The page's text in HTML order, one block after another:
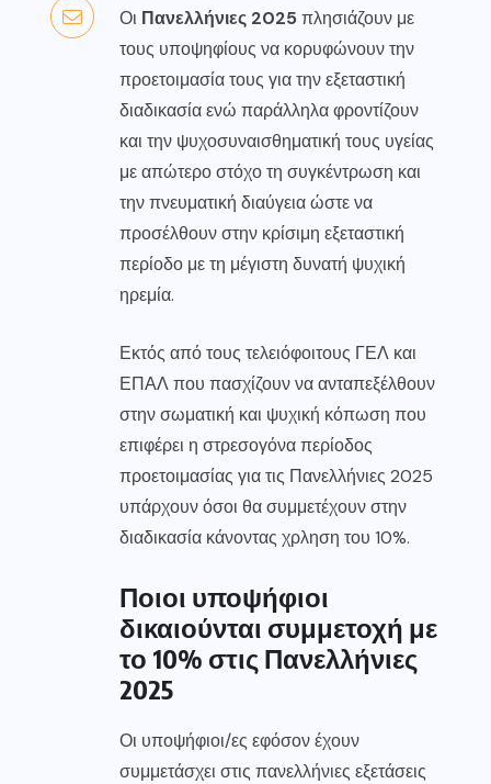
Οι Πανελλήνιες 2025πλησιάζουν με
τους υποψηφίους να κορυφώνουν την
προετοιμασία τους για την εξεταστική
διαδικασία ενώ παράλληλα φροντίζουν
και την ψυχοσυναισθηματική τους υγείας
με απώτερο στόχο τη συγκέντρωση και
την πνευματική διαύγεια ώστε να
προσέλθουν στην κρίσιμη εξεταστική
περίοδο με τη μέγιστη δυνατή ψυχική
ηρεμία.
Εκτός από τους τελειόφοιτους ΓΕΛ και
ΕΠΑΛ που πασχίζουν να ανταπεξέλθουν
στην σωματική και ψυχική κόπωση που
επιφέρει η στρεσογόνα περίοδος
προετοιμασίας για τις Πανελλήνιες 2025
υπάρχουν όσοι θα συμμετέχουν στην
διαδικασία κάνοντας χρληση του 10%.
Ποιοι υποψήφιοι
δικαιούνται συμμετοχή με
το 10% στις Πανελλήνιες
2025
Οι υποψήφιοι/ες εφόσον έχουν
συμμετάσχει στις πανελλήνιες εξετάσεις